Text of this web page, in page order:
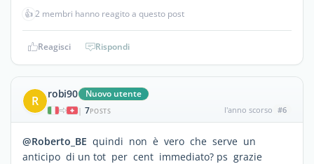
👍2 membri hanno reagito a questo post
Reagisci Rispondi
R robi90 Nuovo utente
| 7POSTS l'anno scorso #6
@Roberto_BE quindi non è vero che serve un
anticipo di un tot per cent immediato? ps grazie